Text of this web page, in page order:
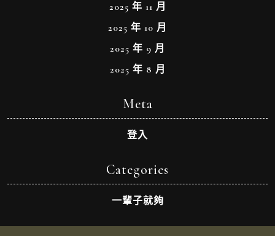
2025 年 11 月
2025 年 10 月
2025 年 9 月
2025 年 8 月
Meta
登入
Categories
一輩子就夠